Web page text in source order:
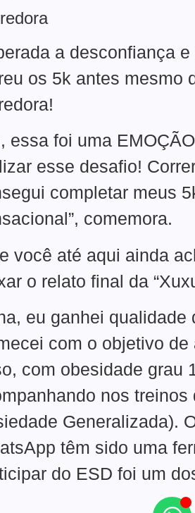
a desconfiança
os 5k antes mesmo
essa foi uma
esse desafio!
completar meus
comemora.
você até aqui ainda
o relato final da
eu ganhei
com o objetivo
com obesidade grau
nos
Generalizada).
têm sido uma
do ESD foi um